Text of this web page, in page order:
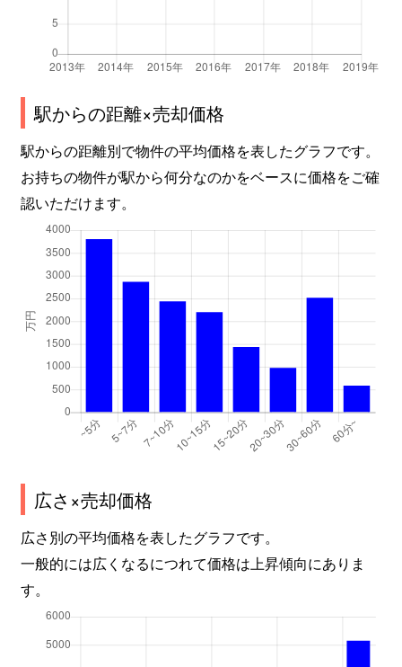
駅からの距離×売却価格
駅からの距離別で物件の平均価格を表したグラフです。
お持ちの物件が駅から何分なのかをベースに価格をご確
認いただけます。
広さ×売却価格
広さ別の平均価格を表したグラフです。
一般的には広くなるにつれて価格は上昇傾向にありま
す。